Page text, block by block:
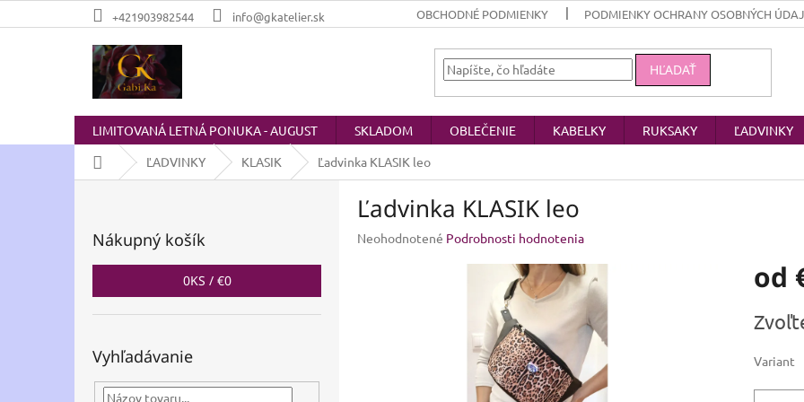
na
+421903982544 info@gkatelier.sk OBCHODNÉ PODMIENKY PODMIENKY OCHRANY OSOBNÝCH
HĽADAŤ
LIMITOVANÁ LETNÁ PONUKA - AUGUST SKLADOM OBLEČENIE KABELKY RUKSAKY ĽADVINKY
DomovĽADVINKY KLASIK Ľadvinka KLASIK leo
Nákupný košík
0KS / €0
Vyhľadávanie
Ľadvinka KLASIK leo
Priemerné
Neohodnotené Podrobnosti hodnotenia
od
cena:
Variant